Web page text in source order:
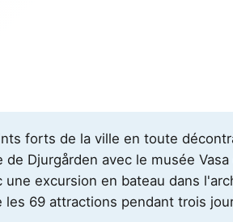
forts de la ville en toute
Djurgården avec le musée
excursion en bateau dans
69 attractions pendant trois